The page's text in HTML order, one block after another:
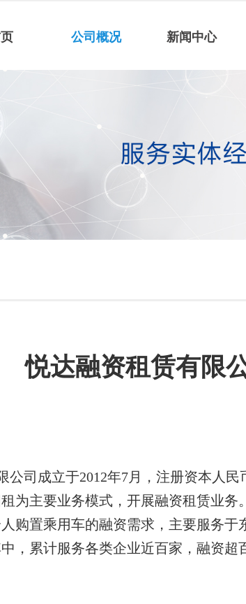
公司概况 新闻中心
悦达融资租赁有限
公司成立于2012年7月，注册资本人民
为主要业务模式，开展融资租赁业
购置乘用车的融资需求，主要服务
，累计服务各类企业近百家，融资超